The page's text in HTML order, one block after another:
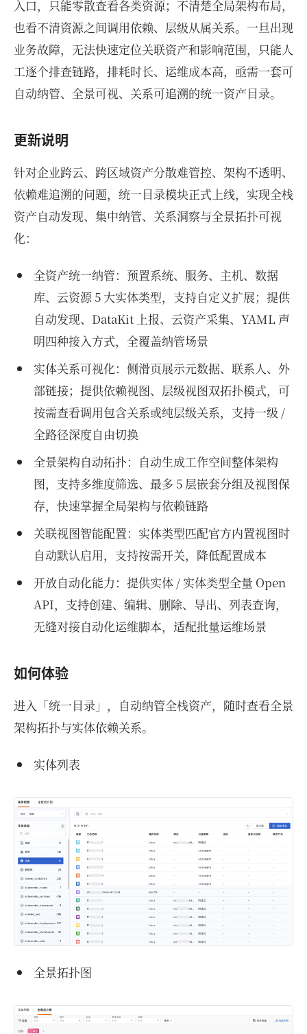
入口，只能零散查看各类资源；不清楚全局架构布局，
也看不清资源之间调用依赖、层级从属关系。一旦出现
业务故障，无法快速定位关联资产和影响范围，只能人
工逐个排查链路，排耗时长、运维成本高，亟需一套可
自动纳管、全景可视、关系可追溯的统一资产目录。
更新说明
针对企业跨云、跨区域资产分散难管控、架构不透明、
依赖难追溯的问题，统一目录模块正式上线，实现全栈
资产自动发现、集中纳管、关系洞察与全景拓扑可视
化：
全资产统一纳管：预置系统、服务、主机、数据
库、云资源 5 大实体类型，支持自定义扩展；提供
自动发现、DataKit 上报、云资产采集、YAML 声
明四种接入方式，全覆盖纳管场景
实体关系可视化：侧滑页展示元数据、联系人、外
部链接；提供依赖视图、层级视图双拓扑模式，可
按需查看调用包含关系或纯层级关系，支持一级 /
全路径深度自由切换
全景架构自动拓扑：自动生成工作空间整体架构
图，支持多维度筛选、最多 5 层嵌套分组及视图保
存，快速掌握全局架构与依赖链路
关联视图智能配置：实体类型匹配官方内置视图时
自动默认启用，支持按需开关，降低配置成本
开放自动化能力：提供实体 / 实体类型全量 Open
API，支持创建、编辑、删除、导出、列表查询，
无缝对接自动化运维脚本，适配批量运维场景
如何体验
进入「统一目录」，自动纳管全栈资产，随时查看全景
架构拓扑与实体依赖关系。
实体列表
全景拓扑图